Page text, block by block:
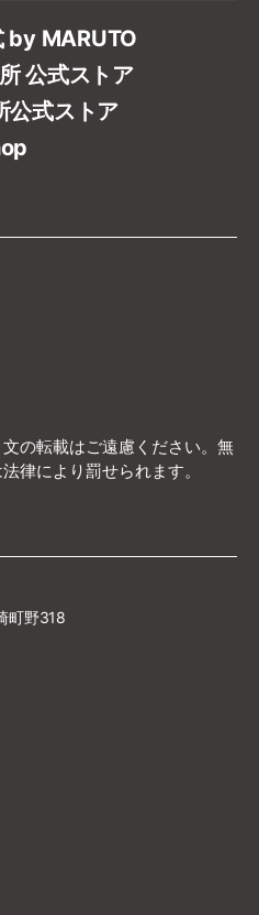
by MARUTO
公式ストア
公式ストア
の転載はご遠慮ください。無
律により罰せられます。
町野318